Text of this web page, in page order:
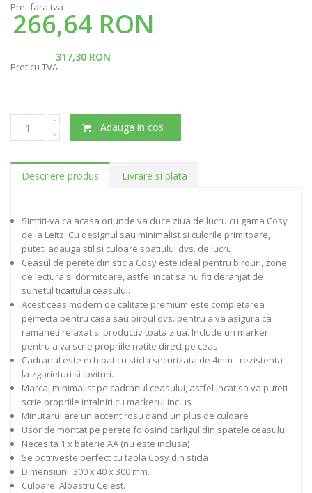
Pret fara tva
266,64 RON
317,30 RON
Pret cu TVA
Adauga in cos
Descriere produs Livrare si plata
Simtiti-va ca acasa oriunde va duce ziua de lucru cu gama Cosy
de la Leitz. Cu designul sau minimalist si culorile primitoare,
puteti adauga stil si culoare spatiului dvs. de lucru.
Ceasul de perete din sticla Cosy este ideal pentru birouri, zone
de lectura si dormitoare, astfel incat sa nu fiti deranjat de
sunetul ticaitului ceasului.
Acest ceas modern de calitate premium este completarea
perfecta pentru casa sau biroul dvs. pentru a va asigura ca
ramaneti relaxat si productiv toata ziua. Include un marker
pentru a va scrie propriile notite direct pe ceas.
Cadranul este echipat cu sticla securizata de 4mm - rezistenta
la zgarieturi si lovituri.
Marcaj minimalist pe cadranul ceasului, astfel incat sa va puteti
scrie propriile intalniri cu markerul inclus
Minutarul are un accent rosu dand un plus de culoare
Usor de montat pe perete folosind carligul din spatele ceasului
Necesita 1 x baterie AA (nu este inclusa)
Se potriveste perfect cu tabla Cosy din sticla
Dimensiuni: 300 x 40 x 300 mm.
Culoare: Albastru Celest.